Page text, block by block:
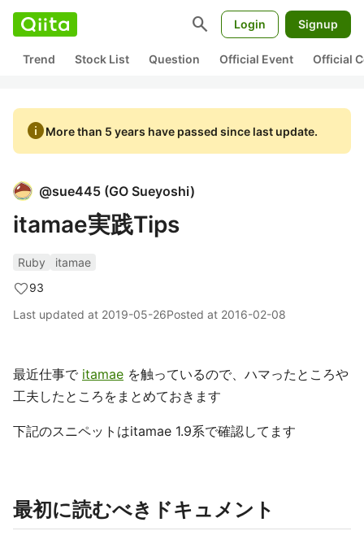
search Login Signup
Trend Stock List Question Official Event Official
infoMore than 5 years have passed since last update.
@sue445 (GO Sueyoshi)
itamae実践Tips
Ruby
itamae
93
Last updated at 2019-05-26Posted at 2016-02-08
最近仕事で itamae を触っているので、ハマったところや
工夫したところをまとめておきます
下記のスニペットはitamae 1.9系で確認してます
最初に読むべきドキュメント